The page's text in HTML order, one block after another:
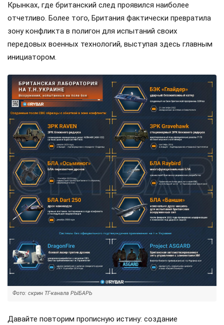
Крынках, где британский след проявился наиболее
отчетливо. Более того, Британия фактически превратила
зону конфликта в полигон для испытаний своих
передовых военных технологий, выступая здесь главным
инициатором.
Фото: скрин ТГ-канала РЫБАРЬ
Давайте повторим прописную истину: создание